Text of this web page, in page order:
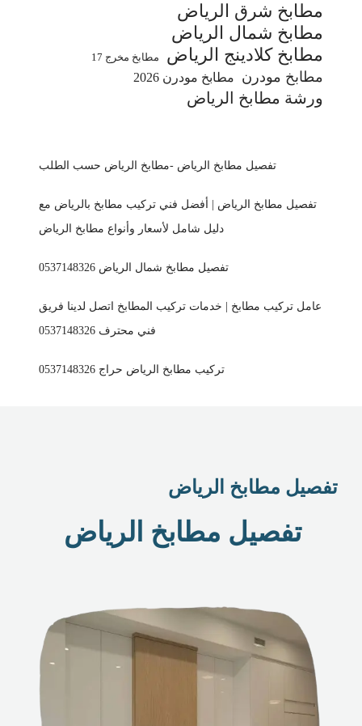
مطابخ شرق الرياض
مطابخ شمال الرياض
مطابخ كلادينج الرياض
مطابخ مخرج 17
مطابخ مودرن مطابخ مودرن 2026
ورشة مطابخ الرياض
تفصيل مطابخ الرياض -مطابخ الرياض حسب الطلب
تفصيل مطابخ الرياض | أفضل فني تركيب مطابخ بالرياض مع
دليل شامل لأسعار وأنواع مطابخ الرياض
تفصيل مطابخ شمال الرياض 0537148326
عامل تركيب مطابخ | خدمات تركيب المطابخ اتصل لدينا فريق
فني محترف 0537148326
تركيب مطابخ الرياض حراج 0537148326
تفصيل مطابخ الرياض
تفصيل مطابخ الرياض